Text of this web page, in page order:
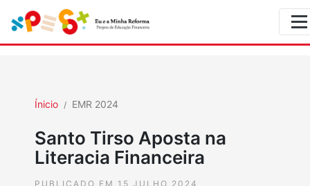
Ínicio EMR 2024
Santo Tirso Aposta na
Literacia Financeira
PUBLICADO EM 15 JULHO 2024